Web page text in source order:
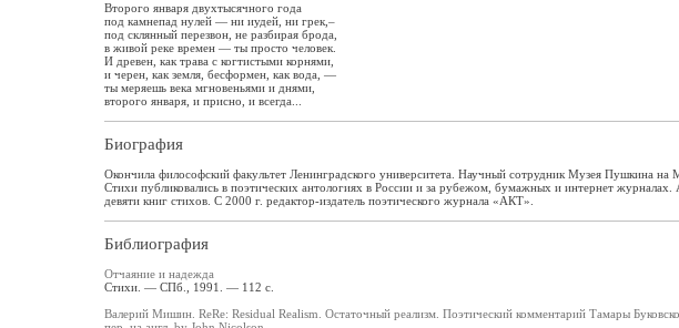
Второго января двухтысячного года
под камнепад нулей — ни иудей, ни грек,–
под склянный перезвон, не разбирая брода,
в живой реке времен — ты просто человек.
И древен, как трава с когтистыми корнями,
и черен, как земля, бесформен, как вода, —
ты меряешь века мгновеньями и днями,
второго января, и присно, и всегда...
Биография
Окончила философский факультет Ленинградского университета. Научный сотрудник Музея Пушкина
Стихи публиковались в поэтических антологиях в России и за рубежом, бумажных и интернет
девяти книг стихов. С 2000 г. редактор-издатель поэтического журнала «АКТ».
Библиография
Отчаяние и надежда
Стихи. — СПб., 1991. — 112 с.
Валерий Мишин. ReRe: Residual Realism. Остаточный реализм. Поэтический комментарий Тамары